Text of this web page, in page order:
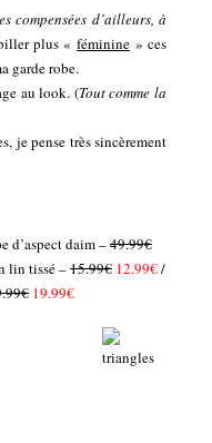
compensées d’ailleurs, à
plus «féminine » ces
garde robe.
au look. (Tout comme la
je pense très sincèrement
d’aspect daim –49.99€
lin tissé –15.99€ 12.99€/
19.99€